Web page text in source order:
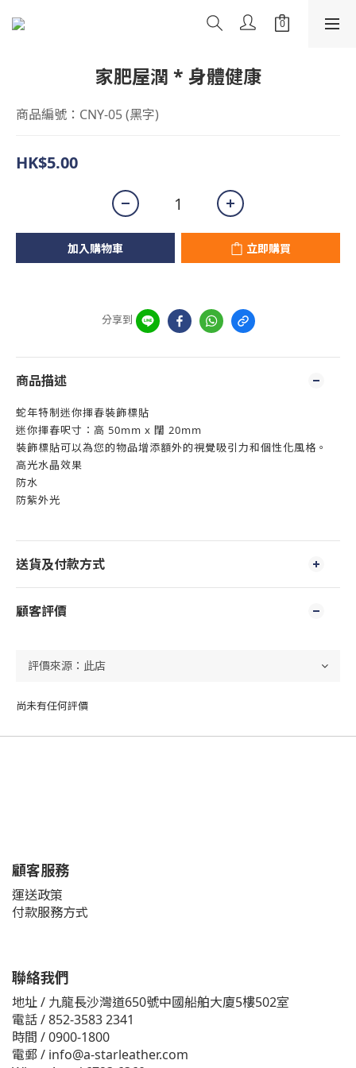
家肥屋潤 * 身體健康
商品編號：CNY-05 (黑字)
HK$5.00
加入購物車 立即購買
分享到
商品描述
蛇年特制迷你揮春裝飾標貼
迷你揮春呎寸：高 50mm x 闊 20mm
裝飾標貼可以為您的物品增添額外的視覺吸引力和個性化風格。
高光水晶效果
防水
防紫外光
送貨及付款方式
顧客評價
尚未有任何評價
顧客服務
運送政策
付款服務方式
聯絡我們
地址 / 九龍長沙灣道650號中國船舶大廈5樓502室
電話 / 852-3583 2341
時間 / 0900-1800
電郵 / info@a-starleather.com